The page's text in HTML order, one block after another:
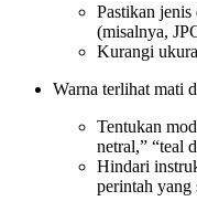
Pastikan
(misalnya,
Kurangi
Warna terlihat mati
Tentukan
netral,” “teal
Hindari
perintah yang